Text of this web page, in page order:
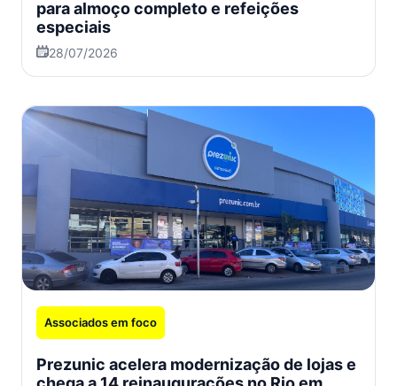
para almoço completo e refeições
especiais
28/07/2026
Associados em foco
Prezunic acelera modernização de lojas e